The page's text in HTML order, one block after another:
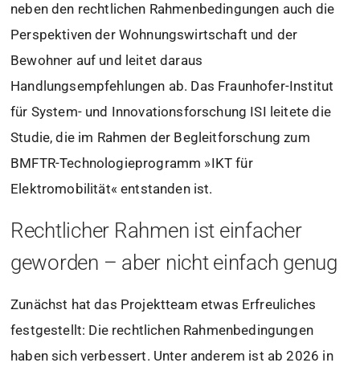
neben den rechtlichen Rahmenbedingungen auch die
Perspektiven der Wohnungswirtschaft und der
Bewohner auf und leitet daraus
Handlungsempfehlungen ab. Das Fraunhofer-Institut
für System- und Innovationsforschung ISI leitete die
Studie, die im Rahmen der Begleitforschung zum
BMFTR-Technologieprogramm »IKT für
Elektromobilität« entstanden ist.
Rechtlicher Rahmen ist einfacher
geworden – aber nicht einfach genug
Zunächst hat das Projektteam etwas Erfreuliches
festgestellt: Die rechtlichen Rahmenbedingungen
haben sich verbessert. Unter anderem ist ab 2026 in